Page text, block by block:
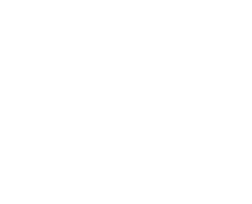
akcentuota VVG
LEADER valdymo sistemos
stiprinimą (mokymai,
įvairiomis temomis);
stiprinimą nacionaliniu lygmeniu